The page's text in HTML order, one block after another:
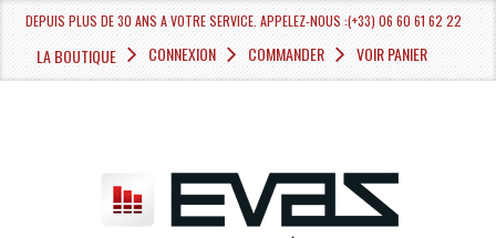
DEPUIS PLUS DE 30 ANS A VOTRE SERVICE. APPELEZ-NOUS :(+33) 06 60 61 62 22
LA BOUTIQUE CONNEXION COMMANDER VOIR PANIER